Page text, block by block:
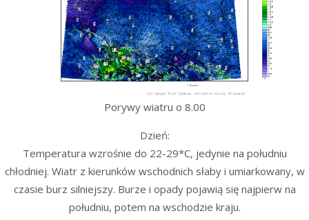
Porywy wiatru o 8.00
Dzień:
Temperatura wzrośnie do 22-29*C, jedynie na południu
chłodniej. Wiatr z kierunków wschodnich słaby i umiarkowany, w
czasie burz silniejszy. Burze i opady pojawią się najpierw na
południu, potem na wschodzie kraju.